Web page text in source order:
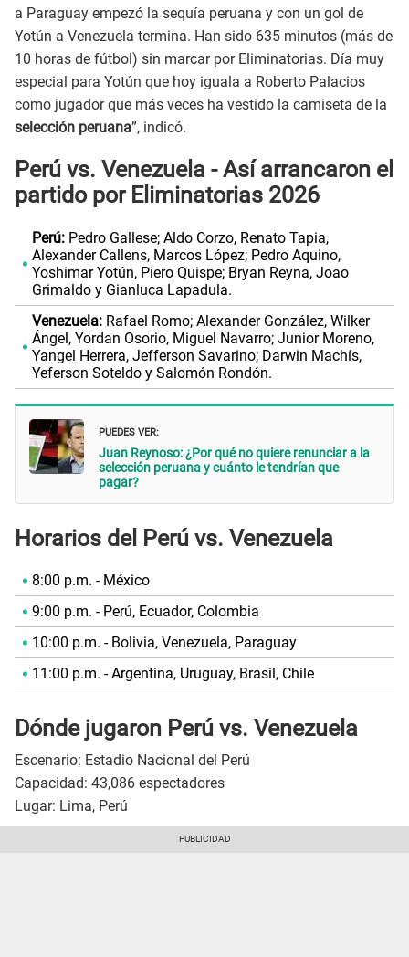
a Paraguay empezó la sequía peruana y con un gol de
Yotún a Venezuela termina. Han sido 635 minutos (más de
10 horas de fútbol) sin marcar por Eliminatorias. Día muy
especial para Yotún que hoy iguala a Roberto Palacios
como jugador que más veces ha vestido la camiseta de la
selección peruana”, indicó.
Perú vs. Venezuela - Así arrancaron el
partido por Eliminatorias 2026
Perú:Pedro Gallese; Aldo Corzo, Renato Tapia,
Alexander Callens, Marcos López; Pedro Aquino,
Yoshimar Yotún, Piero Quispe; Bryan Reyna, Joao
Grimaldo y Gianluca Lapadula.
Venezuela: Rafael Romo; Alexander González, Wilker
Ángel, Yordan Osorio, Miguel Navarro; Junior Moreno,
Yangel Herrera, Jefferson Savarino; Darwin Machís,
Yeferson Soteldo y Salomón Rondón.
PUEDES VER:
Juan Reynoso: ¿Por qué no quiere renunciar a la
selección peruana y cuánto le tendrían que
pagar?
Horarios del Perú vs. Venezuela
8:00 p.m. - México
9:00 p.m. - Perú, Ecuador, Colombia
10:00 p.m. - Bolivia, Venezuela, Paraguay
11:00 p.m. - Argentina, Uruguay, Brasil, Chile
Dónde jugaron Perú vs. Venezuela
Escenario: Estadio Nacional del Perú
Capacidad: 43,086 espectadores
Lugar: Lima, Perú